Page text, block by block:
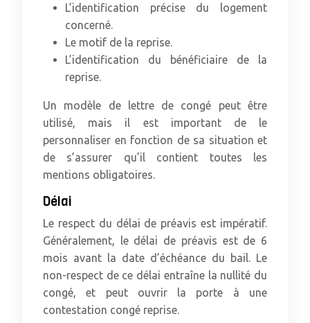
L’identification précise du logement
concerné.
Le motif de la reprise.
L’identification du bénéficiaire de la
reprise.
Un modèle de lettre de congé peut être
utilisé, mais il est important de le
personnaliser en fonction de sa situation et
de s’assurer qu’il contient toutes les
mentions obligatoires.
Délai
Le respect du délai de préavis est impératif.
Généralement, le délai de préavis est de 6
mois avant la date d’échéance du bail. Le
non-respect de ce délai entraîne la nullité du
congé, et peut ouvrir la porte à une
contestation congé reprise.